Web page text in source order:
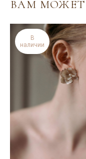
В
наличии
модель (изменить цвет,
любую идею! Опишите
украшение и оставьте
Я свяжусь с вами для